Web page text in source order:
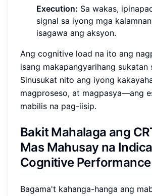
Execution: Sa wakas,
signal sa iyong mga
isagawa ang aksyon.
Ang cognitive load na ito ang
isang makapangyarihang sukatan
Sinusukat nito ang iyong
magproseso, at magpasya—ang
mabilis na pag-iisip.
Bakit Mahalaga ang
Mas Mahusay na
Cognitive Performance
Bagama't kahanga-hanga ang